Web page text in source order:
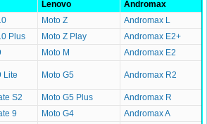
Lenovo
Andromax
Moto Z
Andromax L
Plus Moto Z Play
Andromax E2+
Moto M
Andromax E2
Lite Moto G5 Andromax R2
S2 Moto G5 Plus
Andromax R
9 Moto G4
Andromax A